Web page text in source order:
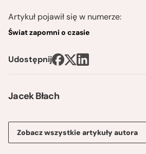
Jacek Błach
Zobacz wszystkie artykuły autora
Artykuł pojawił się w numerze:
Świat zapomni o czasie
Udostępnij